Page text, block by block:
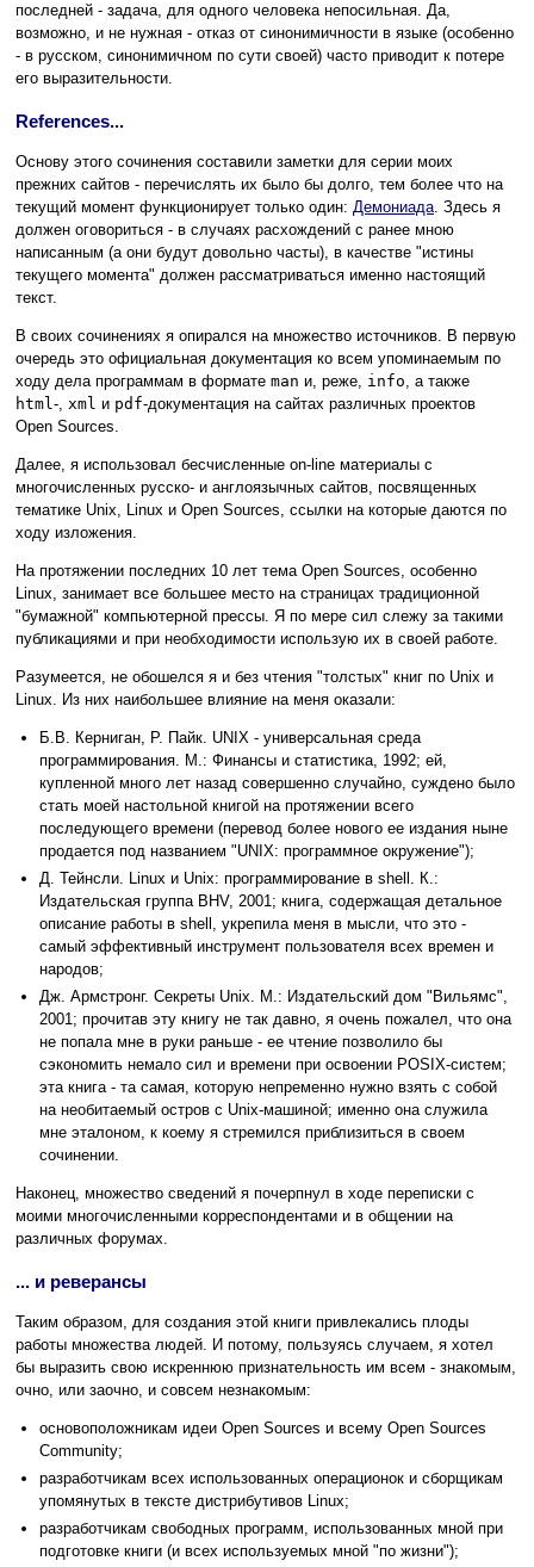
последней - задача, для одного человека непосильная. Да,
возможно, и не нужная - отказ от синонимичности в языке (особенно
- в русском, синонимичном по сути своей) часто приводит к потере
его выразительности.
References...
Основу этого сочинения составили заметки для серии моих
прежних сайтов - перечислять их было бы долго, тем более что на
текущий момент функционирует только один: Демониада. Здесь я
должен оговориться - в случаях расхождений с ранее мною
написанным (а они будут довольно часты), в качестве "истины
текущего момента" должен рассматриваться именно настоящий
текст.
В своих сочинениях я опирался на множество источников. В первую
очередь это официальная документация ко всем упоминаемым по
ходу дела программам в формате man и, реже, info, а также
html-, xml и pdf-документация на сайтах различных проектов
Open Sources.
Далее, я использовал бесчисленные on-line материалы с
многочисленных русско- и англоязычных сайтов, посвященных
тематике Unix, Linux и Open Sources, ссылки на которые даются по
ходу изложения.
На протяжении последних 10 лет тема Open Sources, особенно
Linux, занимает все большее место на страницах традиционной
"бумажной" компьютерной прессы. Я по мере сил слежу за такими
публикациями и при необходимости использую их в своей работе.
Разумеется, не обошелся я и без чтения "толстых" книг по Unix и
Linux. Из них наибольшее влияние на меня оказали:
Б.В. Керниган, Р. Пайк. UNIX - универсальная среда
программирования. М.: Финансы и статистика, 1992; ей,
купленной много лет назад совершенно случайно, суждено было
стать моей настольной книгой на протяжении всего
последующего времени (перевод более нового ее издания ныне
продается под названием "UNIX: программное окружение");
Д. Тейнсли. Linux и Unix: программирование в shell. К.:
Издательская группа BHV, 2001; книга, содержащая детальное
описание работы в shell, укрепила меня в мысли, что это -
самый эффективный инструмент пользователя всех времен и
народов;
Дж. Армстронг. Секреты Unix. М.: Издательский дом "Вильямс",
2001; прочитав эту книгу не так давно, я очень пожалел, что она
не попала мне в руки раньше - ее чтение позволило бы
сэкономить немало сил и времени при освоении POSIX-систем;
эта книга - та самая, которую непременно нужно взять с собой
на необитаемый остров с Unix-машиной; именно она служила
мне эталоном, к коему я стремился приблизиться в своем
сочинении.
Наконец, множество сведений я почерпнул в ходе переписки с
моими многочисленными корреспондентами и в общении на
различных форумах.
... и реверансы
Таким образом, для создания этой книги привлекались плоды
работы множества людей. И потому, пользуясь случаем, я хотел
бы выразить свою искреннюю признательность им всем - знакомым,
очно, или заочно, и совсем незнакомым:
основоположникам идеи Open Sources и всему Open Sources
Community;
разработчикам всех использованных операционок и сборщикам
упомянутых в тексте дистрибутивов Linux;
разработчикам свободных программ, использованных мной при
подготовке книги (и всех используемых мной "по жизни");